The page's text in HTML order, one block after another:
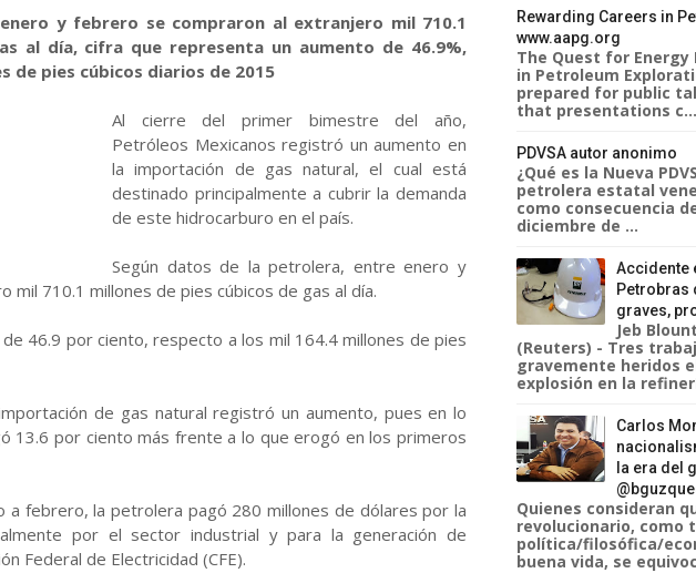
y febrero se compraron al extranjero mil 710.1
al día, cifra que representa un aumento de 46.9%,
de pies cúbicos diarios de 2015
Al cierre del primer bimestre del año,
Petróleos Mexicanos registró un aumento en
la importación de gas natural, el cual está
destinado principalmente a cubrir la demanda
de este hidrocarburo en el país.
Según datos de la petrolera, entre enero y
710.1 millones de pies cúbicos de gas al día.
46.9 por ciento, respecto a los mil 164.4 millones de pies
de gas natural registró un aumento, pues en lo
13.6 por ciento más frente a lo que erogó en los primeros
a febrero, la petrolera pagó 280 millones de dólares por la
por el sector industrial y para la generación de
Federal de Electricidad (CFE).
Rewarding Careers in
www.aapg.org
The Quest for Energy
in Petroleum
prepared for public
that presentations c...
PDVSA autor anonimo
¿Qué es la Nueva
petrolera estatal
como consecuencia
diciembre de ...
Accidente
Petrobras
graves,
Jeb
(Reuters) - Tres
gravemente heridos
explosión en la
Carlos
la era del
Quienes consideran
revolucionario, como
política/filosófica/
buena vida, se